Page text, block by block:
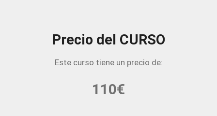
Precio del CURSO
Este curso tiene un precio de:
110€